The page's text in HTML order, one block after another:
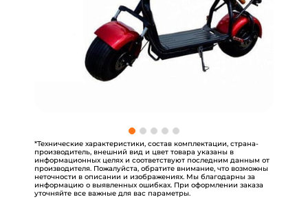
*Технические характеристики, состав комплектации, страна-
производитель, внешний вид и цвет товара указаны в
информационных целях и соответствуют последним данным от
производителя. Пожалуйста, обратите внимание, что возможны
неточности в описании и изображениях. Мы благодарны за
информацию о выявленных ошибках. При оформлении заказа
уточняйте все важные для вас параметры.